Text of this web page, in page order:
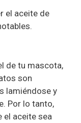
el aceite de
de tu mascota,
son
lamiéndose y
Por lo tanto,
el aceite sea